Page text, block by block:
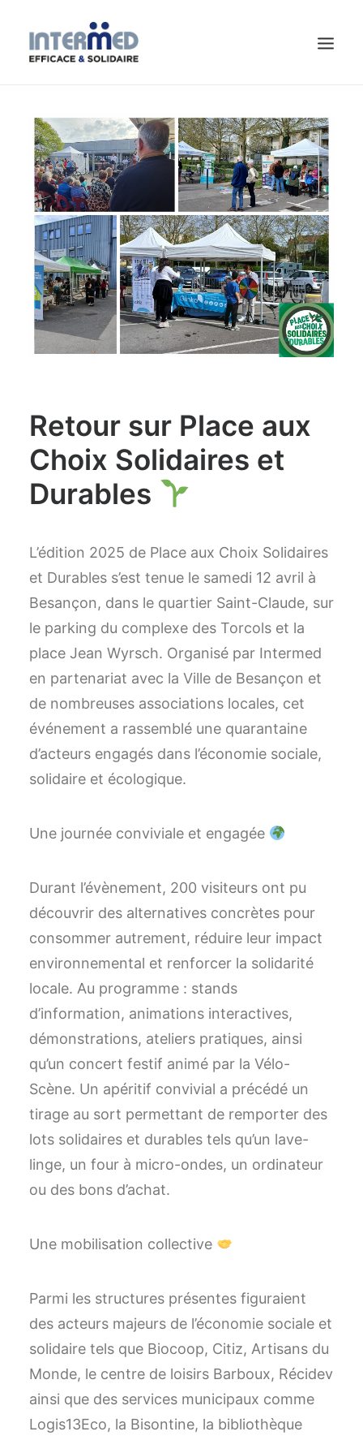
CHERCHEUR.E D’EMPLOI
CONTACT
ACTUALITÉS
QUI SOMMES-NOUS ?
PROFESSIONNELS
PARTICULIERS
Retour sur Place aux
Choix Solidaires et
Durables
L’édition 2025 de Place aux Choix Solidaires
et Durables s’est tenue le samedi 12 avril à
Besançon, dans le quartier Saint-Claude, sur
le parking du complexe des Torcols et la
place Jean Wyrsch. Organisé par Intermed
en partenariat avec la Ville de Besançon et
de nombreuses associations locales, cet
événement a rassemblé une quarantaine
d’acteurs engagés dans l’économie sociale,
solidaire et écologique.
Une journée conviviale et engagée
Durant l’évènement, 200 visiteurs ont pu
découvrir des alternatives concrètes pour
consommer autrement, réduire leur impact
environnemental et renforcer la solidarité
locale. Au programme : stands
d’information, animations interactives,
démonstrations, ateliers pratiques, ainsi
qu’un concert festif animé par la Vélo-
Scène. Un apéritif convivial a précédé un
tirage au sort permettant de remporter des
lots solidaires et durables tels qu’un lave-
linge, un four à micro-ondes, un ordinateur
ou des bons d’achat.
Une mobilisation collective
Parmi les structures présentes figuraient
des acteurs majeurs de l’économie sociale et
solidaire tels que Biocoop, Citiz, Artisans du
Monde, le centre de loisirs Barboux, Récidev
ainsi que des services municipaux comme
Logis13Eco, la Bisontine, la bibliothèque